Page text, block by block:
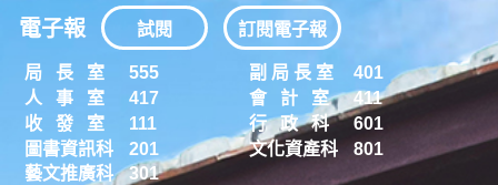
局 長 室 555 副 局 長 室
401
人 事 室
417 會 計 室
411
收 發 室
111 行 政 科
601
圖書資訊科
201 文化資產科
801
藝文推廣科
301
電子報 試閱 訂閱電子報